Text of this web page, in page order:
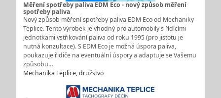
Měření spotřeby paliva EDM Eco - nový způsob měření
spotřeby paliva
Nový způsob měření spotřeby paliva EDM Eco od Mechaniky
Teplice. Tento výrobek je vhodný pro automobily s řídícími
jednotkami vstřikování paliva od roku 1995 (pro jistotu je
nutná konzultace). S EDM Eco je možná úspora paliva,
poukazuje řidiče na eventuální úspory a adaptuje se Vašemu
způsobu…
Mechanika Teplice, družstvo